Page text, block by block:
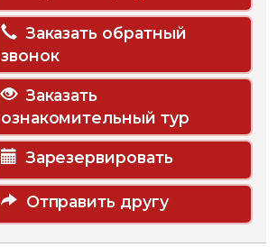
Заказать обратный
звонок
Заказать
ознакомительный тур
Зарезервировать
Отправить другу